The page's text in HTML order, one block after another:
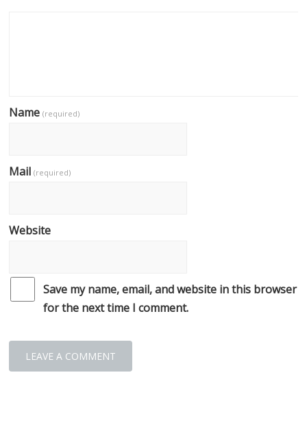
Name(required)
Mail(required)
Website
Save my name, email, and website in this browser
for the next time I comment.